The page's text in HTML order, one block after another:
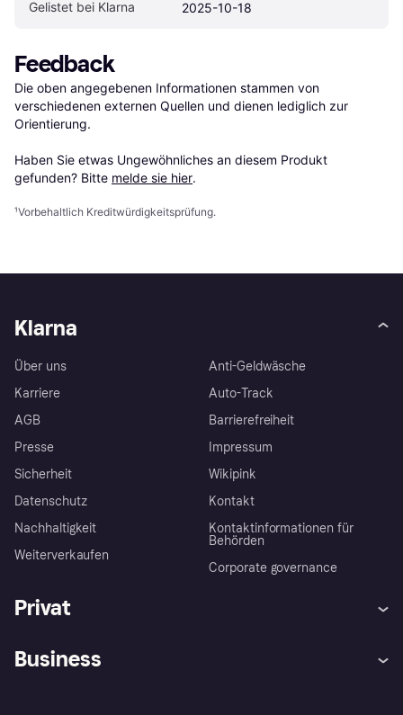
Gelistet bei Klarna 2025-10-18
Feedback
Die oben angegebenen Informationen stammen von
verschiedenen externen Quellen und dienen lediglich zur
Orientierung.
Haben Sie etwas Ungewöhnliches an diesem Produkt
gefunden? Bitte melde sie hier.
¹Vorbehaltlich Kreditwürdigkeitsprüfung.
Klarna
Über uns
Karriere
AGB
Presse
Sicherheit
Datenschutz
Nachhaltigkeit
Weiterverkaufen
Anti-Geldwäsche
Auto-Track
Barrierefreiheit
Impressum
Wikipink
Kontakt
Kontaktinformationen für
Behörden
Corporate governance
Privat
Business